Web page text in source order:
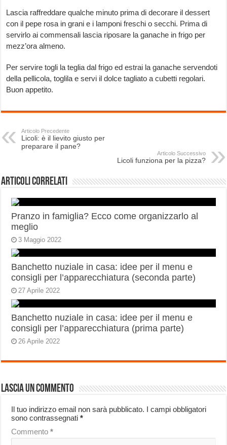
Lascia raffreddare qualche minuto prima di decorare il dessert
con il pepe rosa in grani e i lamponi freschi o secchi. Prima di
servirlo ai commensali lascia riposare la ganache in frigo per
mezz’ora almeno.
Per servire togli la teglia dal frigo ed estrai la ganache servendoti
della pellicola, toglila e servi il dolce tagliato a cubetti regolari.
Buon appetito.
Articolo Precedente
Licoli: è il lievito giusto per
preparare il pane?
Articolo Successivo
Licoli funziona per la pizza?
Articoli correlati
Pranzo in famiglia? Ecco come organizzarlo al
meglio
3 Maggio 2022
Banchetto nuziale in casa: idee per il menu e
consigli per l’apparecchiatura (seconda parte)
27 Aprile 2022
Banchetto nuziale in casa: idee per il menu e
consigli per l’apparecchiatura (prima parte)
26 Aprile 2022
Lascia un commento
Il tuo indirizzo email non sarà pubblicato. I campi obbligatori
sono contrassegnati*
Commento*